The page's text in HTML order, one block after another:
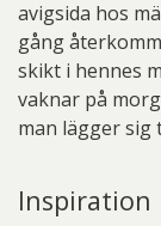
avigsida hos
gång
skikt i hennes
vaknar på
man lägger sig
Inspiration